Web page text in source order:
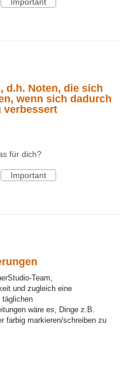
d.h. Noten, die sich
wenn sich dadurch
verbessert
für dich?
Important
Team,
und zugleich eine
täglichen
wäre es, Dinge z.B.
farbig markieren/schreiben zu